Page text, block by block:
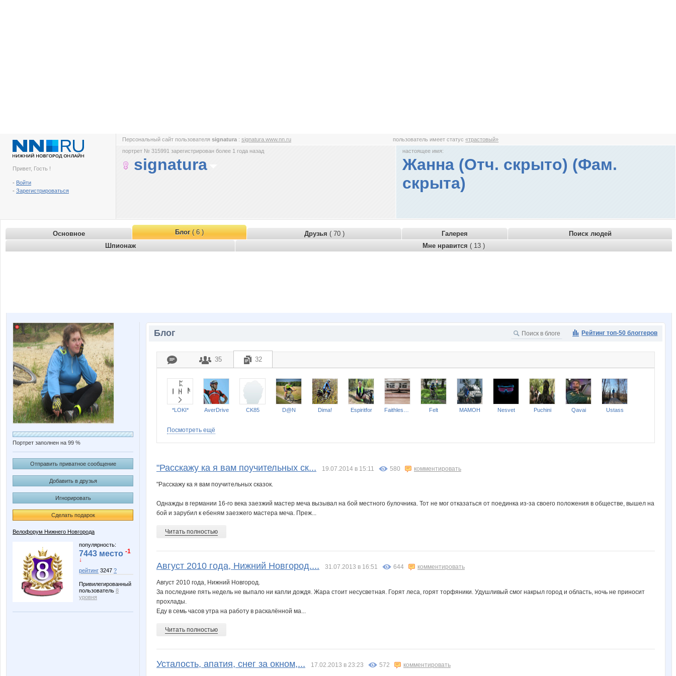
Привет, Гость !
- Войти
- Зарегистрироваться
Персональный сайт пользователя signatura : signatura.www.nn.ru пользователь имеет статус«трастовый»
портрет № 315991 зарегистрирован более 1 года назад
signatura
настоящее имя:
Жанна (Отч. скрыто) (Фам.
скрыта)
Основное Блог( 6 ) Друзья ( 70 ) Галерея
Поиск людей
Шпионаж
Мне нравится ( 13 )
Портрет заполнен на 99 %
Отправить приватное сообщение
Добавить в друзья
Игнорировать
Сделать подарок
Велофорум Нижнего Новгорода
популярность:
7443 место -1
↓
рейтинг 3247 ?
Привилегированный
пользователь 8
уровня
Рейтинг топ-50 блоггеров
Блог
35 32
*LOKI* AverDrive CK85 D@N Dima! Espiritfor Felt MAMOH Nesvet Puchini Qavai Ustass
Тави Тум
Посмотреть ещё
"Расскажу ка я вам поучительных ск... 19.07.2014 в 15:11 580 комментировать
"Расскажу ка я вам поучительных сказок.
Однажды в германии 16-го века заезжий мастер меча вызывал на бой местного булочника. Тот не мог отказаться от поединка из-за своего положения в обществе, вышел на
бой и зарубил к ебеням заезжего мастера меча. Преж...
Читать полностью
Август 2010 года, Нижний Новгород.... 31.07.2013 в 16:51 644 комментировать
Август 2010 года, Нижний Новгород.
За последние пять недель не выпало ни капли дождя. Жара стоит несусветная. Горят леса, горят торфяники. Удушливый смог накрыл город и область, ночь не приносит
прохлады.
Еду в семь часов утра на работу в раскалённой ма...
Читать полностью
Усталость, апатия, снег за окном,... 17.02.2013 в 23:23 572 комментировать